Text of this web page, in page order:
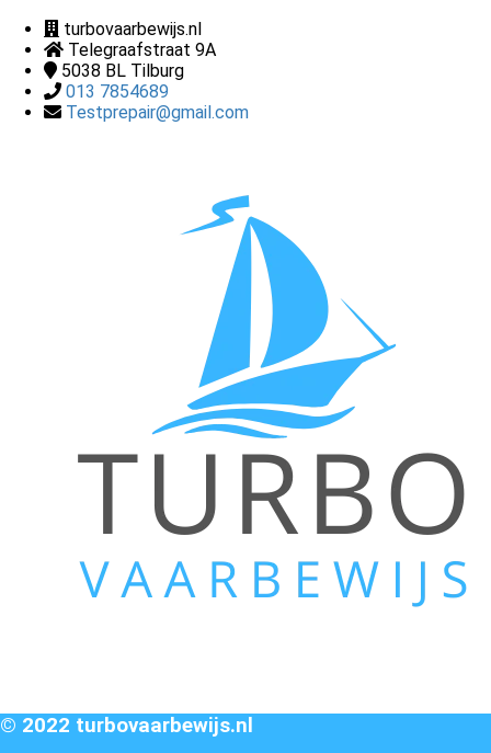
turbovaarbewijs.nl
Telegraafstraat 9A
5038 BL Tilburg
013 7854689
Testprepair@gmail.com
© 2022 turbovaarbewijs.nl